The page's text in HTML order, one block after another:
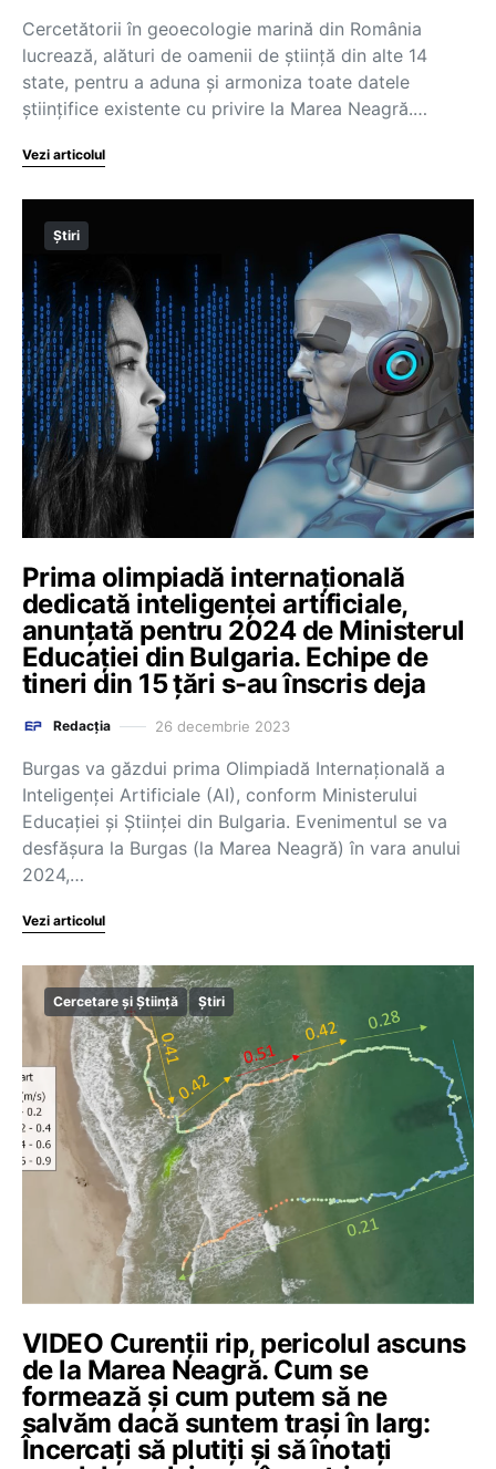
Cercetătorii în geoecologie marină din România
lucrează, alături de oamenii de știință din alte 14
state, pentru a aduna și armoniza toate datele
științifice existente cu privire la Marea Neagră.…
Vezi articolul
Știri
Prima olimpiadă internațională
dedicată inteligenței artificiale,
anunțată pentru 2024 de Ministerul
Educației din Bulgaria. Echipe de
tineri din 15 țări s-au înscris deja
Redacția 26 decembrie 2023
Burgas va găzdui prima Olimpiadă Internaţională a
Inteligenţei Artificiale (AI), conform Ministerului
Educaţiei şi Ştiinţei din Bulgaria. Evenimentul se va
desfăşura la Burgas (la Marea Neagră) în vara anului
2024,…
Vezi articolul
Cercetare și Știință Știri
VIDEO Curenții rip, pericolul ascuns
de la Marea Neagră. Cum se
formează și cum putem să ne
salvăm dacă suntem trași în larg:
Încercați să plutiți și să înotați